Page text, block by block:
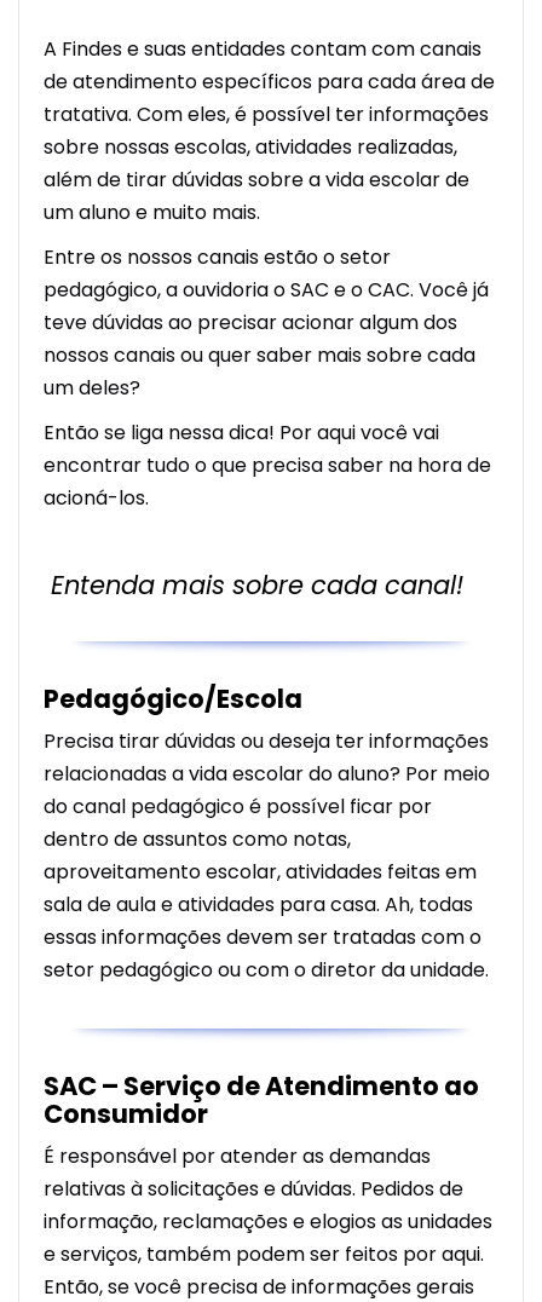
A Findes e suas entidades contam com canais
de atendimento específicos para cada área de
tratativa. Com eles, é possível ter informações
sobre nossas escolas, atividades realizadas,
além de tirar dúvidas sobre a vida escolar de
um aluno e muito mais.
Entre os nossos canais estão o setor
pedagógico, a ouvidoria o SAC e o CAC. Você já
teve dúvidas ao precisar acionar algum dos
nossos canais ou quer saber mais sobre cada
um deles?
Então se liga nessa dica! Por aqui você vai
encontrar tudo o que precisa saber na hora de
acioná-los.
Entenda mais sobre cada canal!
Pedagógico/Escola
Precisa tirar dúvidas ou deseja ter informações
relacionadas a vida escolar do aluno? Por meio
do canal pedagógico é possível ficar por
dentro de assuntos como notas,
aproveitamento escolar, atividades feitas em
sala de aula e atividades para casa. Ah, todas
essas informações devem ser tratadas com o
setor pedagógico ou com o diretor da unidade.
SAC – Serviço de Atendimento ao
Consumidor
É responsável por atender as demandas
relativas à solicitações e dúvidas. Pedidos de
informação, reclamações e elogios as unidades
e serviços, também podem ser feitos por aqui.
Então, se você precisa de informações gerais